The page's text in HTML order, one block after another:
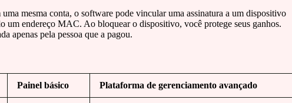
mesma conta, o software pode vincular uma assinatura a um dispositivo
um endereço MAC. Ao bloquear o dispositivo, você protege seus ganhos.
apenas pela pessoa que a pagou.
Painel básico Plataforma de gerenciamento avançado